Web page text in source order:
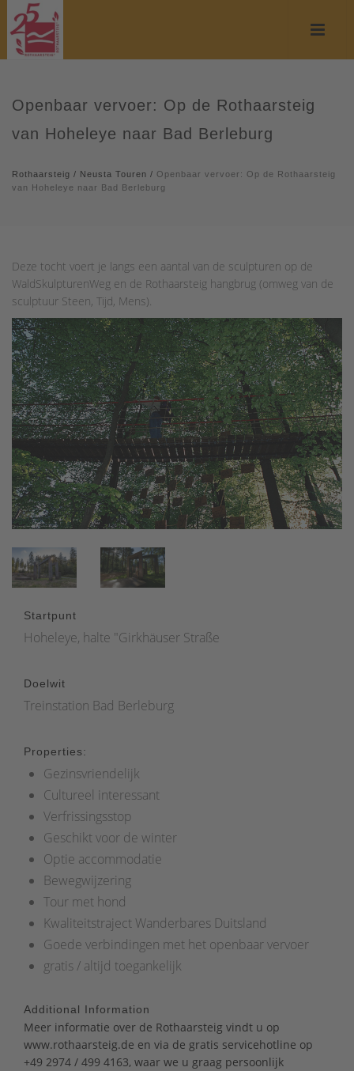
Openbaar vervoer: Op de Rothaarsteig
van Hoheleye naar Bad Berleburg
Rothaarsteig / Neusta Touren / Openbaar vervoer: Op de Rothaarsteig
van Hoheleye naar Bad Berleburg
Deze tocht voert je langs een aantal van de sculpturen op de
WaldSkulpturenWeg en de Rothaarsteig hangbrug (omweg van de
sculptuur Steen, Tijd, Mens).
Startpunt
Hoheleye, halte "Girkhäuser Straße
Doelwit
Treinstation Bad Berleburg
Properties:
Gezinsvriendelijk
Cultureel interessant
Verfrissingsstop
Geschikt voor de winter
Optie accommodatie
Bewegwijzering
Tour met hond
Kwaliteitstraject Wanderbares Duitsland
Goede verbindingen met het openbaar vervoer
gratis / altijd toegankelijk
Additional Information
Meer informatie over de Rothaarsteig vindt u op
www.rothaarsteig.de en via de gratis servicehotline op
+49 2974 / 499 4163, waar we u graag persoonlijk